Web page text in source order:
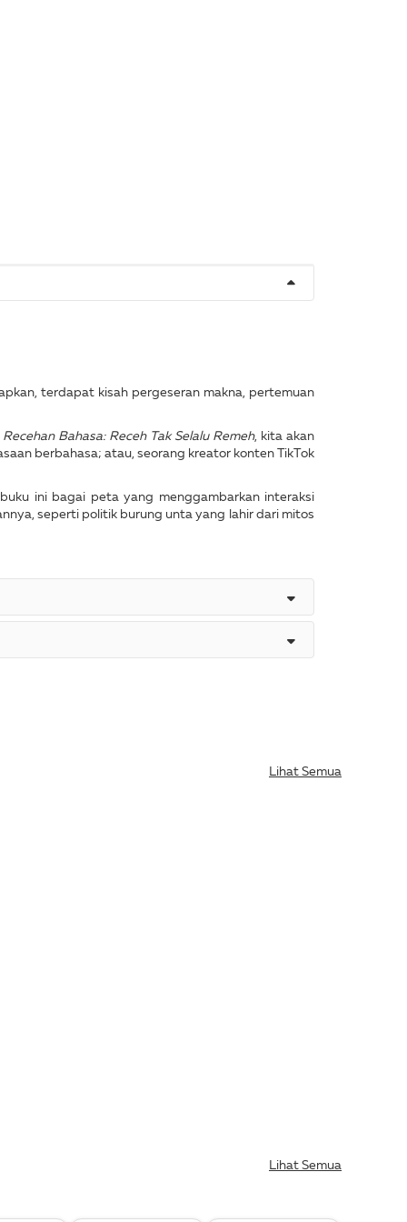
terdapat kisah pergeseran makna, pertemuan
Recehan Bahasa: Receh Tak Selalu Remeh, kita akan
berbahasa; atau, seorang kreator konten TikTok
ini bagai peta yang menggambarkan interaksi
seperti politik burung unta yang lahir dari mitos
Lihat Semua
Lihat Semua